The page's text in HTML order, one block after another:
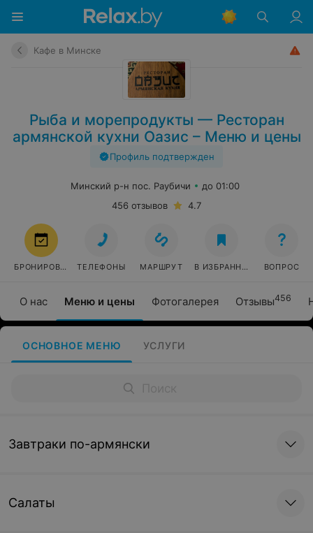
Кафе в Минске
Рыба и морепродукты — Ресторан
армянской кухни Оазис – Меню и цены
Профиль подтвержден
О нас Меню и цены Фотогалерея Отзывы456
Минский р-н пос. Раубичи
до 01:00
456 отзывов
4.7
БРОНИРОВАТЬ ТЕЛЕФОНЫ МАРШРУТ В ИЗБРАННОЕ ВОПРОС
ОСНОВНОЕ МЕНЮ УСЛУГИ
Завтраки по-армянски
Салаты